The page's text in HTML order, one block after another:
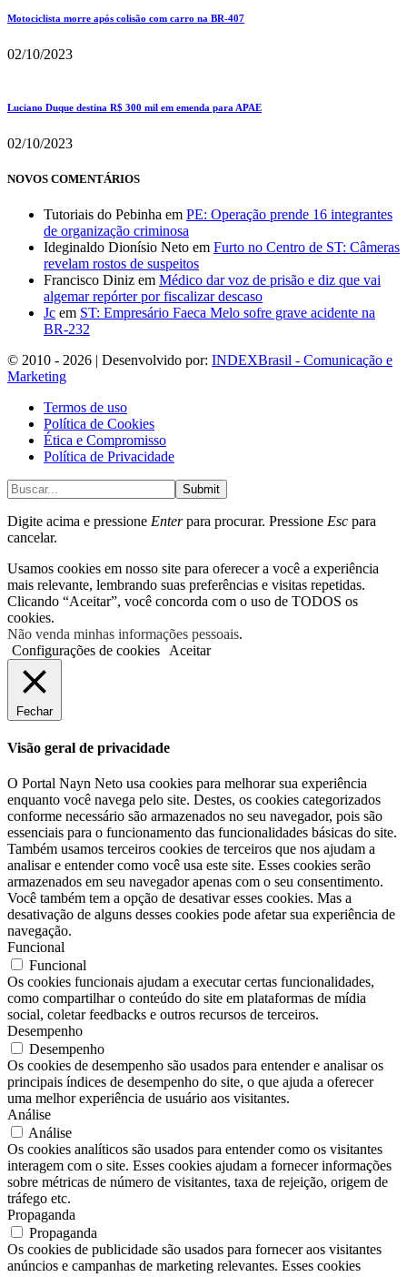
Motociclista morre após colisão com carro na BR-407
02/10/2023
Luciano Duque destina R$ 300 mil em emenda para APAE
02/10/2023
NOVOS COMENTÁRIOS
Tutoriais do Pebinha em PE: Operação prende 16 integrantes
de organização criminosa
Ideginaldo Dionísio Neto em Furto no Centro de ST: Câmeras
revelam rostos de suspeitos
Francisco Diniz em Médico dar voz de prisão e diz que vai
algemar repórter por fiscalizar descaso
Jc em ST: Empresário Faeca Melo sofre grave acidente na
BR-232
© 2010 - 2026 | Desenvolvido por: INDEXBrasil - Comunicação e
Marketing
Termos de uso
Política de Cookies
Ética e Compromisso
Política de Privacidade
Submit
Digite acima e pressione Enterpara procurar. Pressione Esc para
cancelar.
Usamos cookies em nosso site para oferecer a você a experiência
mais relevante, lembrando suas preferências e visitas repetidas.
Clicando “Aceitar”, você concorda com o uso de TODOS os
cookies.
Não venda minhas informações pessoais.
Configurações de cookies
Aceitar
Fechar
Visão geral de privacidade
O Portal Nayn Neto usa cookies para melhorar sua experiência
enquanto você navega pelo site. Destes, os cookies categorizados
conforme necessário são armazenados no seu navegador, pois são
essenciais para o funcionamento das funcionalidades básicas do site.
Também usamos terceiros cookies de terceiros que nos ajudam a
analisar e entender como você usa este site. Esses cookies serão
armazenados em seu navegador apenas com o seu consentimento.
Você também tem a opção de desativar esses cookies. Mas a
desativação de alguns desses cookies pode afetar sua experiência de
navegação.
Funcional
Funcional
Os cookies funcionais ajudam a executar certas funcionalidades,
como compartilhar o conteúdo do site em plataformas de mídia
social, coletar feedbacks e outros recursos de terceiros.
Desempenho
Desempenho
Os cookies de desempenho são usados ​​para entender e analisar os
principais índices de desempenho do site, o que ajuda a oferecer
uma melhor experiência de usuário aos visitantes.
Análise
Análise
Os cookies analíticos são usados ​​para entender como os visitantes
interagem com o site. Esses cookies ajudam a fornecer informações
sobre métricas de número de visitantes, taxa de rejeição, origem de
tráfego etc.
Propaganda
Propaganda
Os cookies de publicidade são usados ​​para fornecer aos visitantes
anúncios e campanhas de marketing relevantes. Esses cookies